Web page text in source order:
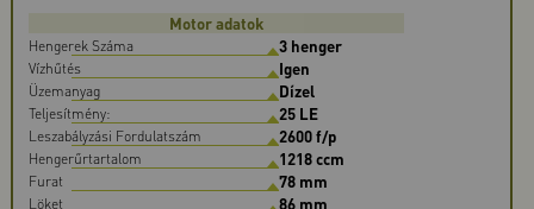
Motor adatok
Hengerek Száma 3 henger
Vízhűtés Igen
Üzemanyag Dízel
Teljesítmény: 25 LE
Leszabályzási Fordulatszám 2600 f/p
Hengerűrtartalom 1218 ccm
Furat 78 mm
Löket
86 mm